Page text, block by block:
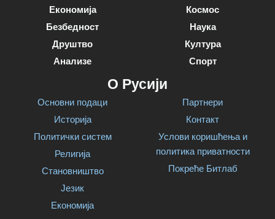
Економија
Безбедност
Друштво
Анализе
Космос
Наука
Култура
Спорт
О Русији
Основни подаци
Историја
Политички систем
Религија
Становништво
Језик
Економија
Партнери
Контакт
Услови коришћења и
политика приватности
Покреће Битлаб